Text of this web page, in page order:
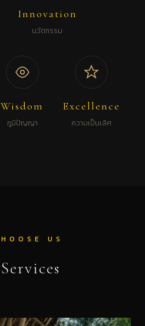
Innovation
นวัตกรรม
Wisdom
ภูมิปัญญา
Excellence
ความเป็นเลิศ
US